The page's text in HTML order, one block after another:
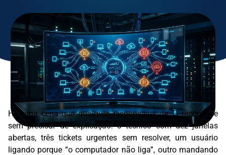
Há uma cena que qualquer responsável de TI reconhece
sem precisar de explicação: o técnico com dez janelas
abertas, três tickets urgentes sem resolver, um usuário
ligando porque “o computador não liga”, outro mandando